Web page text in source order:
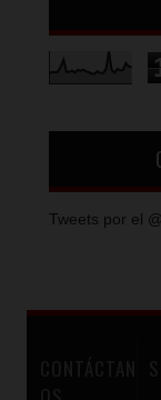
Tweets por el